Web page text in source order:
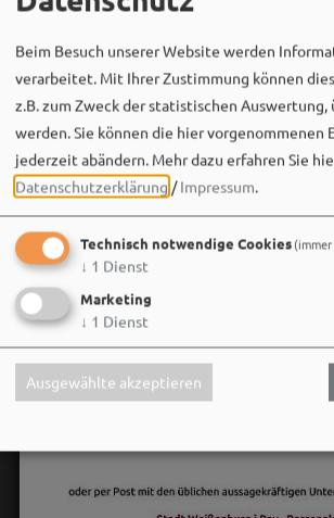
Am 08.08.2026 heißt es: Waldbaden mit
Beim Besuch unserer Website werden
verarbeitet. Mit Ihrer Zustimmung können
z.B. zum Zweck der statistischen
werden. Sie können die hier vorgenommenen
jederzeit abändern. Mehr dazu erfahren Sie
Datenschutzerklärung /Impressum.
Technisch notwendige Cookies
↓ 1 Dienst
Marketing
↓ 1 Dienst
Ausgewählte akzeptieren